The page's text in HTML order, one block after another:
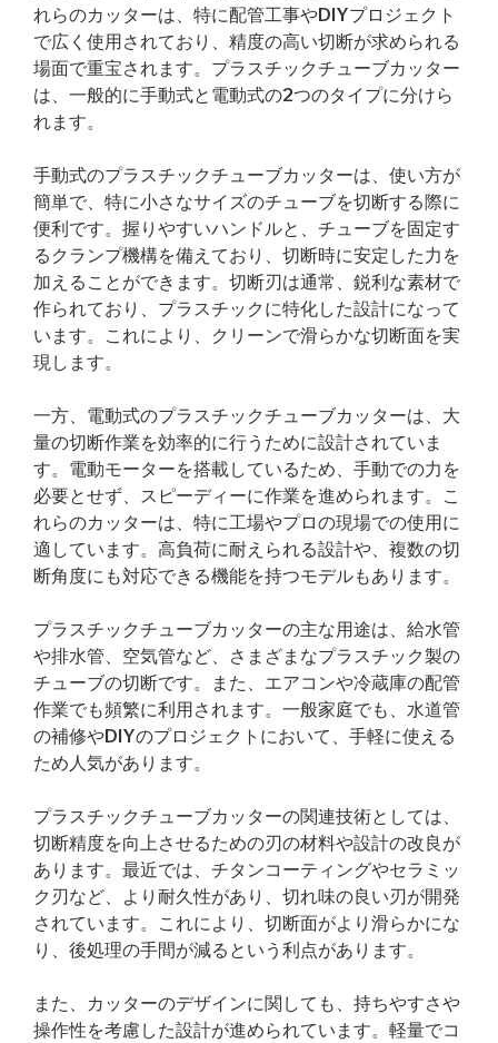
れらのカッターは、特に配管工事やDIYプロジェクト
で広く使用されており、精度の高い切断が求められる
場面で重宝されます。プラスチックチューブカッター
は、一般的に手動式と電動式の2つのタイプに分けら
れます。
手動式のプラスチックチューブカッターは、使い方が
簡単で、特に小さなサイズのチューブを切断する際に
便利です。握りやすいハンドルと、チューブを固定す
るクランプ機構を備えており、切断時に安定した力を
加えることができます。切断刃は通常、鋭利な素材で
作られており、プラスチックに特化した設計になって
います。これにより、クリーンで滑らかな切断面を実
現します。
一方、電動式のプラスチックチューブカッターは、大
量の切断作業を効率的に行うために設計されていま
す。電動モーターを搭載しているため、手動での力を
必要とせず、スピーディーに作業を進められます。こ
れらのカッターは、特に工場やプロの現場での使用に
適しています。高負荷に耐えられる設計や、複数の切
断角度にも対応できる機能を持つモデルもあります。
プラスチックチューブカッターの主な用途は、給水管
や排水管、空気管など、さまざまなプラスチック製の
チューブの切断です。また、エアコンや冷蔵庫の配管
作業でも頻繁に利用されます。一般家庭でも、水道管
の補修やDIYのプロジェクトにおいて、手軽に使える
ため人気があります。
プラスチックチューブカッターの関連技術としては、
切断精度を向上させるための刃の材料や設計の改良が
あります。最近では、チタンコーティングやセラミッ
ク刃など、より耐久性があり、切れ味の良い刃が開発
されています。これにより、切断面がより滑らかにな
り、後処理の手間が減るという利点があります。
また、カッターのデザインに関しても、持ちやすさや
操作性を考慮した設計が進められています。軽量でコ